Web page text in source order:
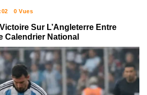
0 Vues
Sur L’Angleterre Entre
Calendrier National